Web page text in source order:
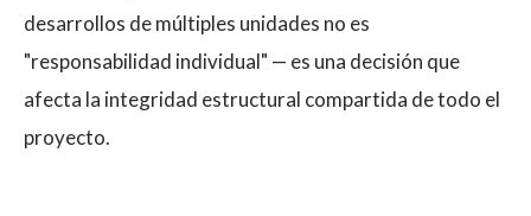
desarrollos de múltiples unidades no es
"responsabilidad individual" — es una decisión que
afecta la integridad estructural compartida de todo el
proyecto.